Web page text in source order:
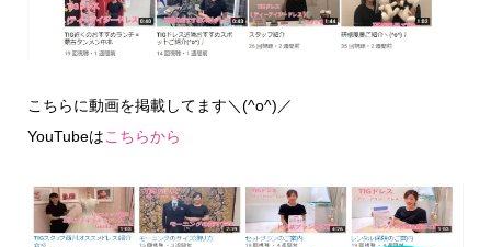
こちらに動画を掲載してます＼(^o^)／
YouTubeはこちらから